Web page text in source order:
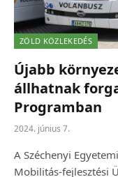
ZÖLD KÖZLEKEDÉS
Újabb
állhatnak
Programban
2024. június 7.
A Széchenyi
Mobilitás-fejlesztési